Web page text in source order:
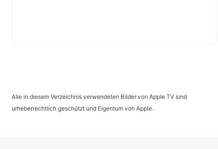
Alle in diesem Verzeichnis verwendeten Bilder von Apple TV sind
urheberrechtlich geschützt und Eigentum von Apple.